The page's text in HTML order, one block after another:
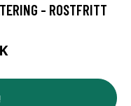
- ROSTFRITT